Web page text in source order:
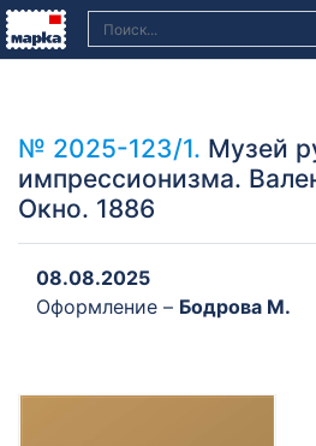
№ 2025-123/1. Музей
импрессионизма.
Окно. 1886
08.08.2025
Оформление – Бодрова М.